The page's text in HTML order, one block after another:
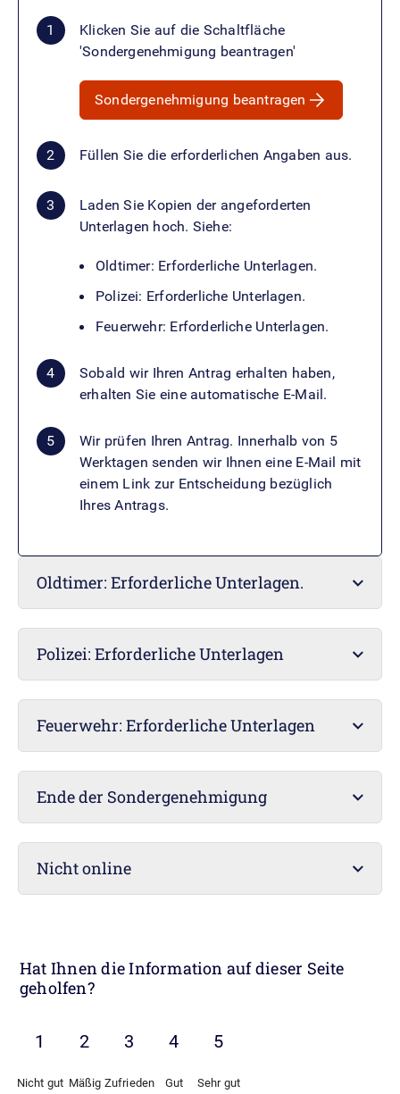
Klicken Sie auf die Schaltfläche
'Sondergenehmigung beantragen'
Sondergenehmigung beantragen
Füllen Sie die erforderlichen Angaben aus.
Laden Sie Kopien der angeforderten
Unterlagen hoch. Siehe:
Oldtimer: Erforderliche Unterlagen.
Polizei: Erforderliche Unterlagen.
Feuerwehr: Erforderliche Unterlagen.
Sobald wir Ihren Antrag erhalten haben,
erhalten Sie eine automatische E-Mail.
Wir prüfen Ihren Antrag. Innerhalb von 5
Werktagen senden wir Ihnen eine E-Mail mit
einem Link zur Entscheidung bezüglich
Ihres Antrags.
Oldtimer: Erforderliche Unterlagen.
Polizei: Erforderliche Unterlagen
Feuerwehr: Erforderliche Unterlagen
Ende der Sondergenehmigung
Nicht online
Hat Ihnen die Information auf dieser Seite
geholfen?
Nicht gut Mäßig Zufrieden Gut Sehr gut